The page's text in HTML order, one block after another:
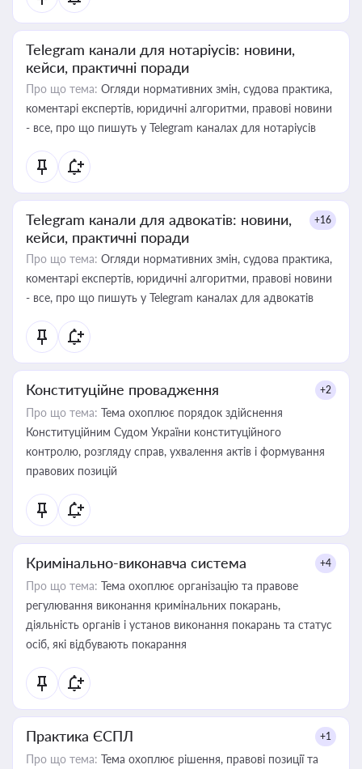
Telegram канали для нотаріусів: новини,
кейси, практичні поради
Про що тема: Огляди нормативних змін, судова практика,
коментарі експертів, юридичні алгоритми, правові новини
- все, про що пишуть у Telegram каналах для нотаріусів
Telegram канали для адвокатів: новини,
кейси, практичні поради
+16
Про що тема: Огляди нормативних змін, судова практика,
коментарі експертів, юридичні алгоритми, правові новини
- все, про що пишуть у Telegram каналах для адвокатів
Конституційне провадження +2
Про що тема: Тема охоплює порядок здійснення
Конституційним Судом України конституційного
контролю, розгляду справ, ухвалення актів і формування
правових позицій
Кримінально-виконавча система +4
Про що тема: Тема охоплює організацію та правове
регулювання виконання кримінальних покарань,
діяльність органів і установ виконання покарань та статус
осіб, які відбувають покарання
Практика ЄСПЛ +1
Про що тема: Тема охоплює рішення, правові позиції та